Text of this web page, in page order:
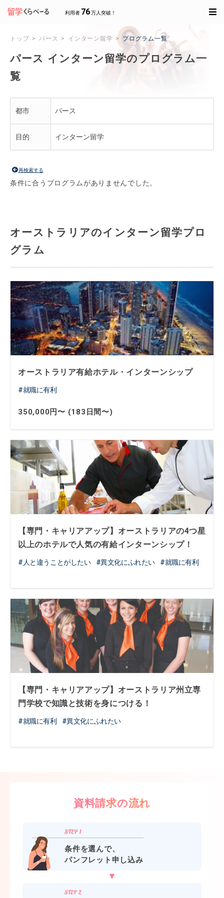
利用者 76万人突破！
トップ パース インターン留学 プログラム一覧
パース インターン留学のプログラム一
覧
都市 パース
目的 インターン留学
再検索する
条件に合うプログラムがありませんでした。
オーストラリアのインターン留学プロ
グラム
オーストラリア有給ホテル・インターンシップ
就職に有利
350,000円〜 (183日間〜)
【専門・キャリアアップ】オーストラリアの4つ星
以上のホテルで人気の有給インターンシップ！
人と違うことがしたい 異文化にふれたい 就職に有利
【専門・キャリアアップ】オーストラリア州立専
門学校で知識と技術を身につける！
就職に有利 異文化にふれたい
資料請求の流れ
条件を選んで、
パンフレット申し込み